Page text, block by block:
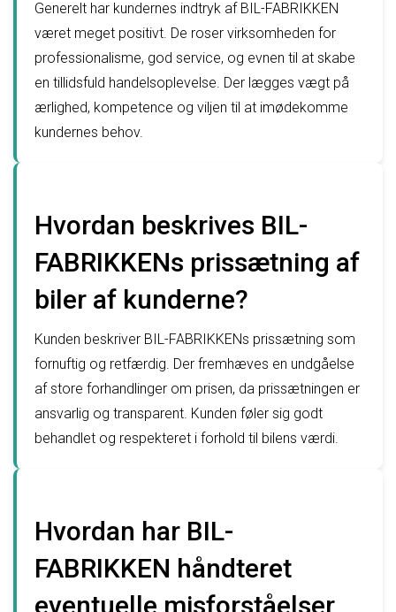
Generelt har kundernes indtryk af BIL-FABRIKKEN
været meget positivt. De roser virksomheden for
professionalisme, god service, og evnen til at skabe
en tillidsfuld handelsoplevelse. Der lægges vægt på
ærlighed, kompetence og viljen til at imødekomme
kundernes behov.
Hvordan beskrives BIL-
FABRIKKENs prissætning af
biler af kunderne?
Kunden beskriver BIL-FABRIKKENs prissætning som
fornuftig og retfærdig. Der fremhæves en undgåelse
af store forhandlinger om prisen, da prissætningen er
ansvarlig og transparent. Kunden føler sig godt
behandlet og respekteret i forhold til bilens værdi.
Hvordan har BIL-
FABRIKKEN håndteret
eventuelle misforståelser